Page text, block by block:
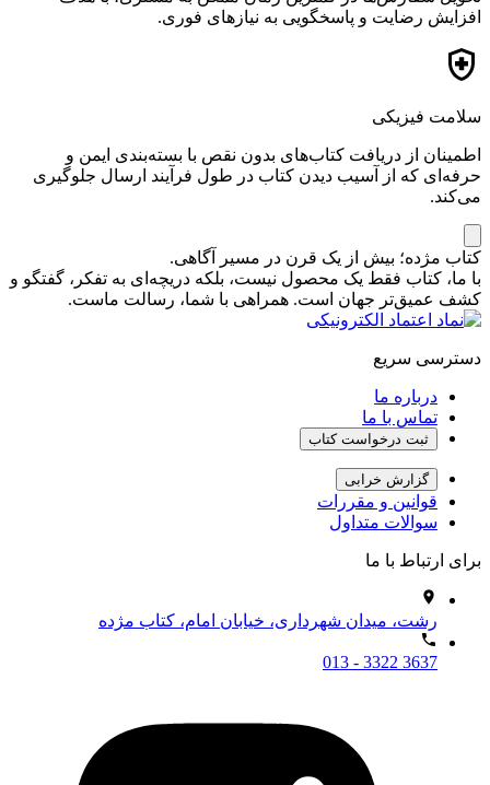
افزایش رضایت و پاسخگویی به نیازهای فوری.
سلامت فیزیکی
اطمینان از دریافت کتاب‌های بدون نقص با بسته‌بندی ایمن و
حرفه‌ای که از آسیب دیدن کتاب در طول فرآیند ارسال جلوگیری
می‌کند.
کتاب مژده؛ بیش از یک قرن در مسیر آگاهی.
با ما، کتاب فقط یک محصول نیست، بلکه دریچه‌ای به تفکر، گفتگو و
کشف عمیق‌تر جهان است. همراهی با شما، رسالت ماست.
دسترسی سریع
درباره ما
تماس با ما
ثبت درخواست کتاب
گزارش خرابی
قوانین و مقررات
سوالات متداول
برای ارتباط با ما
رشت، میدان شهرداری، خیابان امام، کتاب مژده
013 - 3322 3637